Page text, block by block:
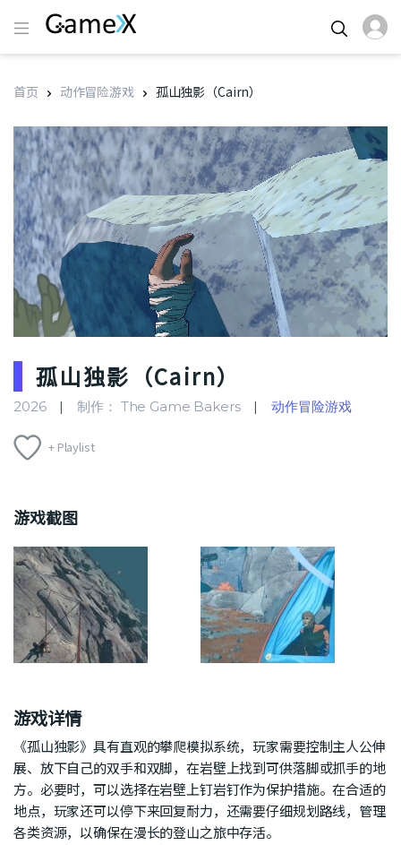
首页 动作冒险游戏 孤山独影（Cairn）
孤山独影（Cairn）
2026 制作： The Game Bakers 动作冒险游戏
+ Playlist
游戏截图
游戏详情
《孤山独影》具有直观的攀爬模拟系统，玩家需要控制主人公伸
展、放下自己的双手和双脚，在岩壁上找到可供落脚或抓手的地
方。必要时，可以选择在岩壁上钉岩钉作为保护措施。在合适的
地点，玩家还可以停下来回复耐力，还需要仔细规划路线，管理
各类资源，以确保在漫长的登山之旅中存活。